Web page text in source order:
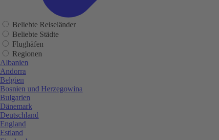
Beliebte Reiseländer
Beliebte Städte
Flughäfen
Regionen
Albanien
Andorra
Belgien
Bosnien und Herzegowina
Bulgarien
Dänemark
Deutschland
England
Estland